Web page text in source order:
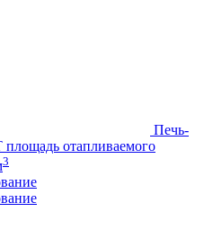
Печь-
площадь отапливаемого
3